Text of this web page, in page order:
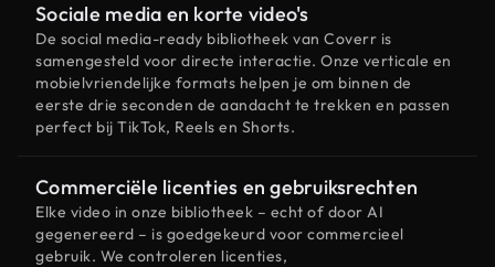
Sociale media en korte video's
De social media-ready bibliotheek van Coverr is
samengesteld voor directe interactie. Onze verticale en
mobielvriendelijke formats helpen je om binnen de
eerste drie seconden de aandacht te trekken en passen
perfect bij TikTok, Reels en Shorts.
Commerciële licenties en gebruiksrechten
Elke video in onze bibliotheek – echt of door AI
gegenereerd – is goedgekeurd voor commercieel
gebruik. We controleren licenties,